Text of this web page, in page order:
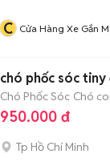
C Cửa Hàng Xe Gắn
chó phốc sóc tiny
Chó Phốc Sóc Chó
950.000 đ
Tp Hồ Chí Minh